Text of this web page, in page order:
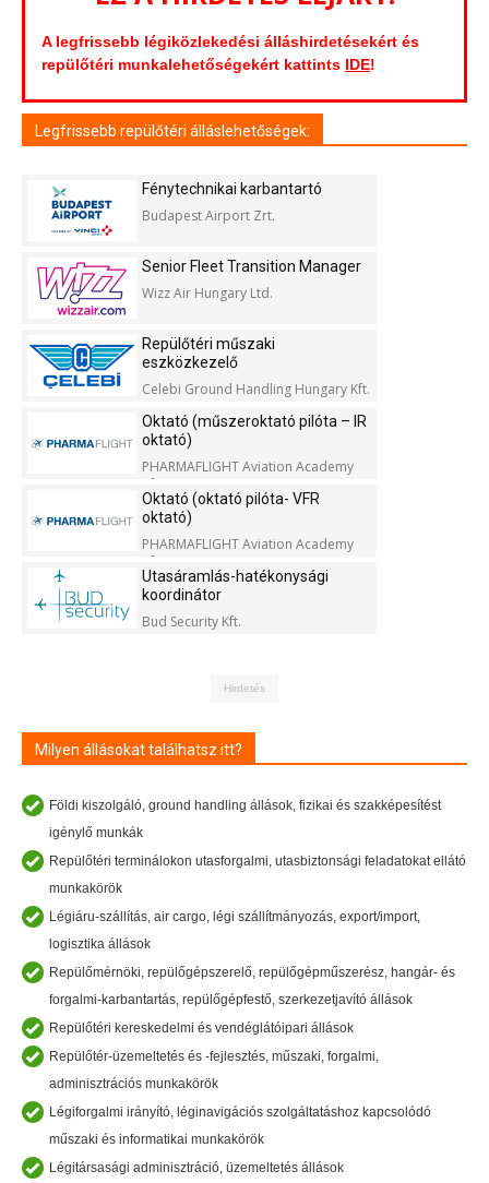
A legfrissebb légiközlekedési álláshirdetésekért és
repülőtéri munkalehetőségekért kattints IDE!
Legfrissebb repülőtéri álláslehetőségek:
Fénytechnikai karbantartó
Budapest Airport Zrt.
Senior Fleet Transition Manager
Wizz Air Hungary Ltd.
Repülőtéri műszaki
eszközkezelő
Celebi Ground Handling Hungary Kft.
Oktató (műszeroktató pilóta – IR
oktató)
PHARMAFLIGHT Aviation Academy
Kft.
Oktató (oktató pilóta- VFR
oktató)
PHARMAFLIGHT Aviation Academy
Kft.
Utasáramlás-hatékonysági
koordinátor
Bud Security Kft.
Hirdetés
Milyen állásokat találhatsz itt?
Földi kiszolgáló, ground handling állások, fizikai és szakképesítést
igénylő munkák
Repülőtéri terminálokon utasforgalmi, utasbiztonsági feladatokat ellátó
munkakörök
Légiáru-szállítás, air cargo, légi szállítmányozás, export/import,
logisztika állások
Repülőmérnöki, repülőgépszerelő, repülőgépműszerész, hangár- és
forgalmi-karbantartás, repülőgépfestő, szerkezetjavító állások
Repülőtéri kereskedelmi és vendéglátóipari állások
Repülőtér-üzemeltetés és -fejlesztés, műszaki, forgalmi,
adminisztrációs munkakörök
Légiforgalmi irányító, léginavigációs szolgáltatáshoz kapcsolódó
műszaki és informatikai munkakörök
Légitársasági adminisztráció, üzemeltetés állások